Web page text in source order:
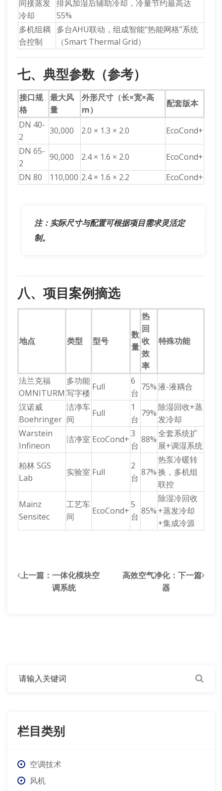
间接蒸发
冷却
排风加湿后辅助冷却，冷量节约最高达
55%
多机组耦
合控制
多台AHU联动，组成智能“热能网格”系统
（Smart Thermal Grid）
七、典型参数（参考）
接口规
格
最大风
量
外形尺寸（长×宽×高
m）
配套版本
DN 40-
2
30,000 2.0 × 1.3 × 2.0
EcoCond+
DN 65-
2
90,000 2.4 × 1.6 × 2.0
EcoCond+
DN 80
110,000 2.4 × 1.6 × 2.2 EcoCond+
注：实际尺寸与配置可根据项目需求灵活定
制。
八、项目案例摘选
地点 类型 型号
数
量
热
回
收
效
率
特殊功能
法兰克福
OMNITURM
多功能
写字楼
Full
6
台
75%液-液耦合
汉诺威
Boehringer
洁净车
间
Full
1
台
79%
除湿回收+蒸
发冷却
Warstein
Infineon
洁净室 EcoCond+
3
台
88%
全套系统扩
展+调湿系统
柏林 SGS
Lab
实验室 Full
2
台
87%
热泵冷暖转
换，多机组
联控
Mainz
Sensitec
工艺车
间
EcoCond+
5
台
85%
除湿冷回收
+蒸发冷却
+集成冷源
上一篇： 一体化模块空
调系统
高效空气净化
器
：下一篇
栏目类别
空调技术
风机